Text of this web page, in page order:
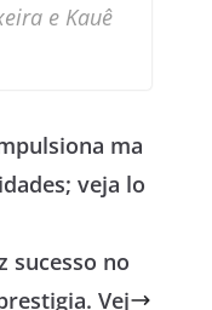
e Kauê
ma
veja lo
sucesso no
Vej